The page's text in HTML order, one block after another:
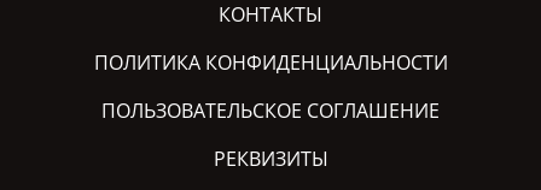
КОНТАКТЫ
ПОЛИТИКА КОНФИДЕНЦИАЛЬНОСТИ
ПОЛЬЗОВАТЕЛЬСКОЕ СОГЛАШЕНИЕ
РЕКВИЗИТЫ